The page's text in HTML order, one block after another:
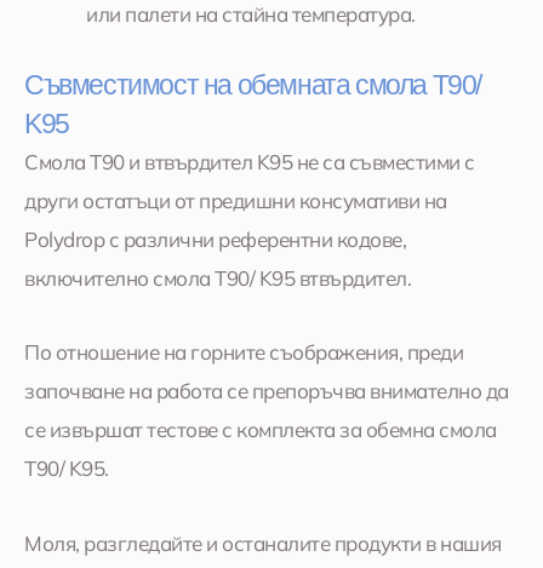
или палети на стайна температура.
Съвместимост на обемната смола Т90/
K95
Смола Т90 и втвърдител K95 не са съвместими с
други остатъци от предишни консумативи на
Polydrop с различни референтни кодове,
включително смола Т90/ K95 втвърдител.
По отношение на горните съображения, преди
започване на работа се препоръчва внимателно да
се извършат тестове с комплекта за обемна смола
T90/ K95.
Моля, разгледайте и останалите продукти в нашия